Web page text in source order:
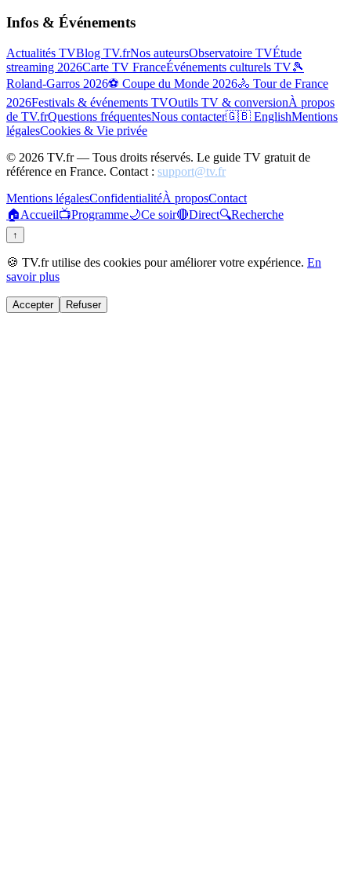
Infos & Événements
Actualités TVBlog TV.frNos auteursObservatoire TVÉtude
streaming 2026Carte TV FranceÉvénements culturels TV🎾
Roland-Garros 2026⚽ Coupe du Monde 2026🚴 Tour de France
2026Festivals & événements TVOutils TV & conversionÀ propos
de TV.frQuestions fréquentesNous contacter🇬🇧 EnglishMentions
légalesCookies & Vie privée
© 2026 TV.fr — Tous droits réservés. Le guide TV gratuit de
référence en France. Contact : support@tv.fr
Mentions légalesConfidentialitéÀ proposContact
🏠Accueil📺Programme🌙Ce soir🔴Direct🔍Recherche
↑
🍪 TV.fr utilise des cookies pour améliorer votre expérience. En
savoir plus
Accepter Refuser